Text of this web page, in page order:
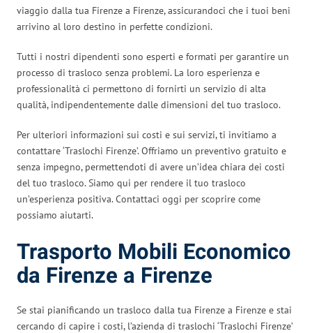
viaggio dalla tua Firenze a Firenze, assicurandoci che i tuoi beni
arrivino al loro destino in perfette condizioni.
Tutti i nostri dipendenti sono esperti e formati per garantire un
processo di trasloco senza problemi. La loro esperienza e
professionalità ci permettono di fornirti un servizio di alta
qualità, indipendentemente dalle dimensioni del tuo trasloco.
Per ulteriori informazioni sui costi e sui servizi, ti invitiamo a
contattare ‘Traslochi Firenze’. Offriamo un preventivo gratuito e
senza impegno, permettendoti di avere un’idea chiara dei costi
del tuo trasloco. Siamo qui per rendere il tuo trasloco
un’esperienza positiva. Contattaci oggi per scoprire come
possiamo aiutarti.
Trasporto Mobili Economico
da Firenze a Firenze
Se stai pianificando un trasloco dalla tua Firenze a Firenze e stai
cercando di capire i costi, l’azienda di traslochi ‘Traslochi Firenze’